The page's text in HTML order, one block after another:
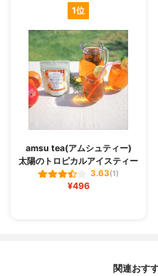
1位
amsu tea(アムシュティー)
太陽のトロピカルアイスティー
3.63(1)
¥496
関連おす